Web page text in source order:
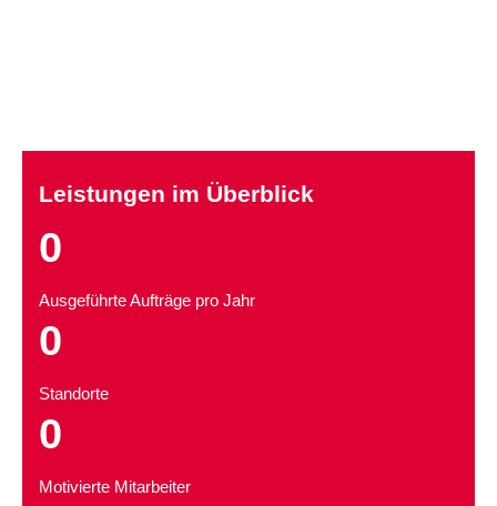
Leistungen im Überblick
0
Ausgeführte Aufträge pro Jahr
0
Standorte
0
Motivierte Mitarbeiter